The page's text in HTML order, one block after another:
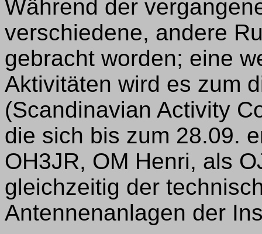
Während der
verschiedene, andere
gebracht worden; eine
Aktivitäten wird es zum
(Scandinavian Activity
die sich bis zum 28.09.
OH3JR, OM Henri, als
gleichzeitig der
Antennenanlagen der